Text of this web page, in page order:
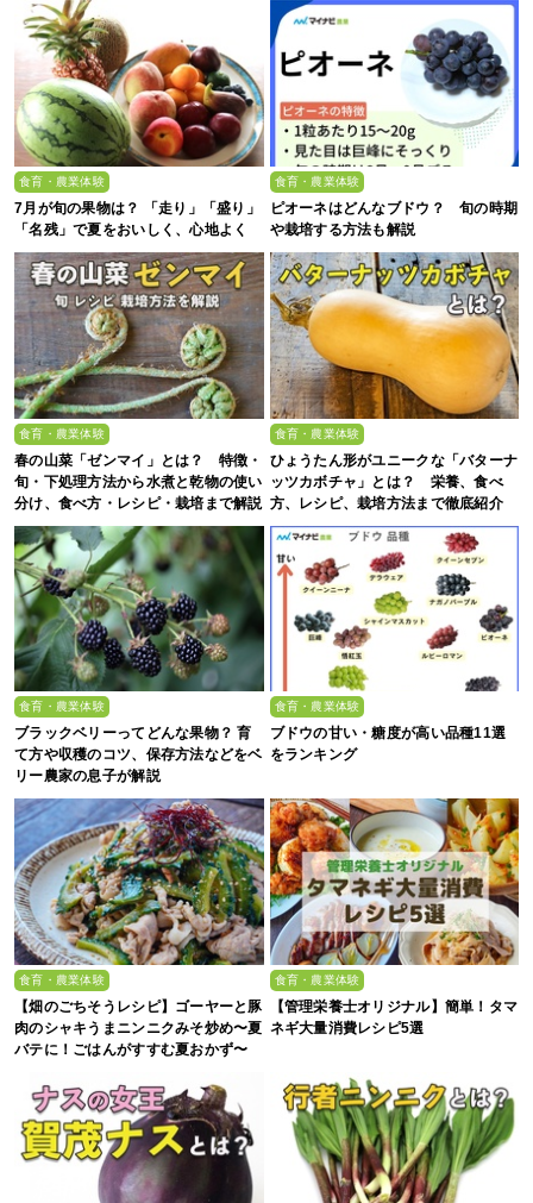
食育・農業体験
7月が旬の果物は？ 「走り」「盛り」
「名残」で夏をおいしく、心地よく
食育・農業体験
ピオーネはどんなブドウ？ 旬の時期
や栽培する方法も解説
食育・農業体験
春の山菜「ゼンマイ」とは？ 特徴・
旬・下処理方法から水煮と乾物の使い
分け、食べ方・レシピ・栽培まで解説
食育・農業体験
ひょうたん形がユニークな「バターナ
ッツカボチャ」とは？ 栄養、食べ
方、レシピ、栽培方法まで徹底紹介
食育・農業体験
ブラックベリーってどんな果物？ 育
て方や収穫のコツ、保存方法などをベ
リー農家の息子が解説
食育・農業体験
ブドウの甘い・糖度が高い品種11選
をランキング
食育・農業体験
【畑のごちそうレシピ】ゴーヤーと豚
肉のシャキうまニンニクみそ炒め〜夏
バテに！ごはんがすすむ夏おかず〜
食育・農業体験
【管理栄養士オリジナル】簡単！タマ
ネギ大量消費レシピ5選